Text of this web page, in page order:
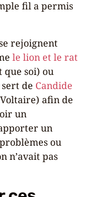
fil a permis
rejoignent
le lion et le rat
que soi) ou
de Candide
afin de
un
un
ou
n’avait pas